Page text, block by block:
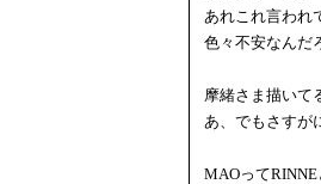
あれこれ言われ
色々不安なんだ
摩緒さま描い
あ、でもさすが
MAOって